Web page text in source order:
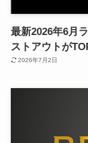
最新2026年6月
ストアウトが
2026年7月2日